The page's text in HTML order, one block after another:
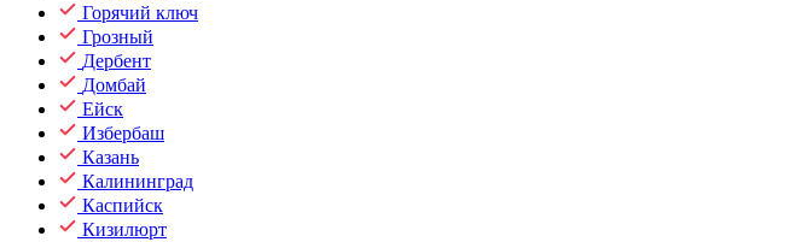
Горячий ключ
Грозный
Дербент
Домбай
Ейск
Избербаш
Казань
Калининград
Каспийск
Кизилюрт